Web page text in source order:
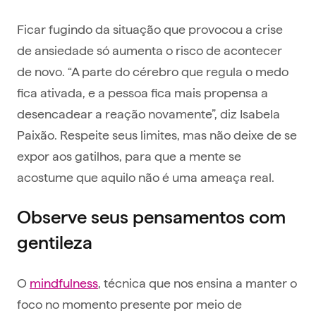
Ficar fugindo da situação que provocou a crise
de ansiedade só aumenta o risco de acontecer
de novo. “A parte do cérebro que regula o medo
fica ativada, e a pessoa fica mais propensa a
desencadear a reação novamente”, diz Isabela
Paixão. Respeite seus limites, mas não deixe de se
expor aos gatilhos, para que a mente se
acostume que aquilo não é uma ameaça real.
‍Observe seus pensamentos com
gentileza
O mindfulness, técnica que nos ensina a manter o
foco no momento presente por meio de